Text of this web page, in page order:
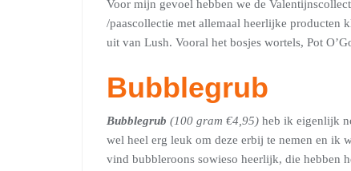
Voor mijn gevoel hebben we de
/paascollectie met allemaal heerlijke producten
uit van Lush. Vooral het bosjes wortels, Pot
Bubblegrub
Bubblegrub (100 gram €4,95) heb ik eigenlijk
wel heel erg leuk om deze erbij te nemen en ik
vind bubbleroons sowieso heerlijk, die hebben